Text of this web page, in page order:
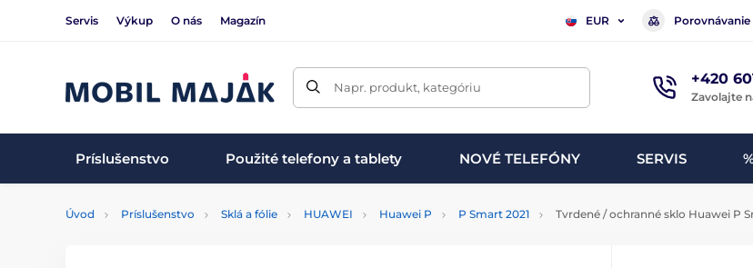
Servis Výkup O nás Magazín EUR Porovnávanie
Napr. produkt, kategóriu +420
Zavolajte
Príslušenstvo Použité telefony a tablety NOVÉ TELEFÓNY SERVIS
Úvod Príslušenstvo Sklá a fólie HUAWEI Huawei P P Smart 2021 Tvrdené / ochranné sklo Huawei P